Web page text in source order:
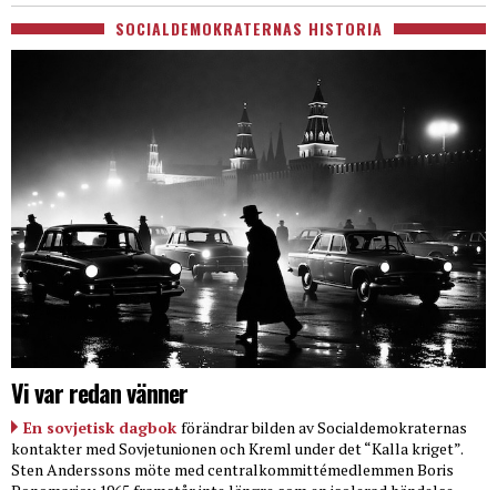
SOCIALDEMOKRATERNAS HISTORIA
Vi var redan vänner
En sovjetisk dagbok förändrar bilden av Socialdemokraternas
kontakter med Sovjetunionen och Kreml under det “Kalla kriget”.
Sten Anderssons möte med centralkommittémedlemmen Boris